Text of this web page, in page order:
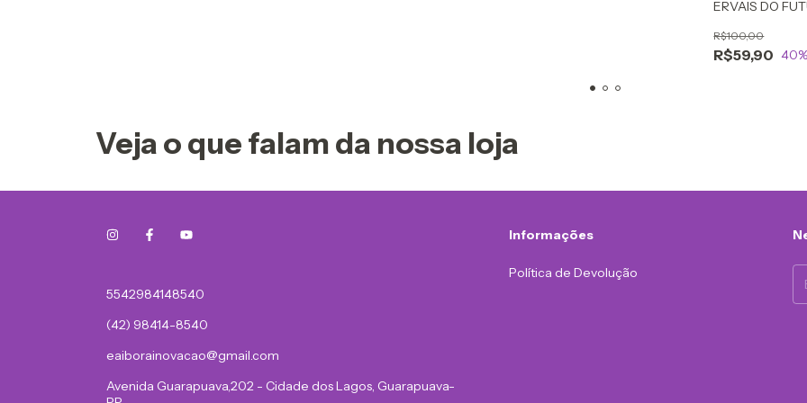
ERVAIS DO
R$59,90
R$100,00
40
Veja o que falam da nossa loja
5542984148540
(42) 98414-8540
eaiborainovacao@gmail.com
Avenida Guarapuava,202 - Cidade dos Lagos, Guarapuava-
Informações
Política de Devolução